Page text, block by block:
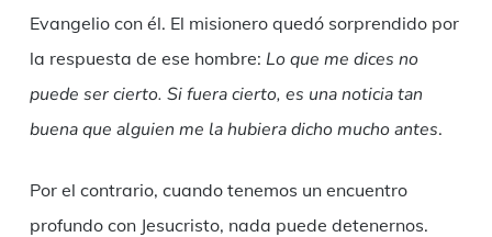
Evangelio con él. El misionero quedó sorprendido por
la respuesta de ese hombre: Lo que me dices no
puede ser cierto. Si fuera cierto, es una noticia tan
buena que alguien me la hubiera dicho mucho antes.
Por el contrario, cuando tenemos un encuentro
profundo con Jesucristo, nada puede detenernos.